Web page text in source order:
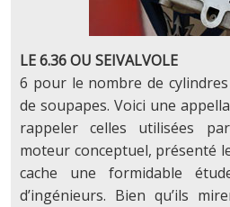
LE 6.36 OU SEIVALVOLE
6 pour le nombre de
de soupapes. Voici une
rappeler celles utilisées
moteur conceptuel, présenté
cache une formidable
d’ingénieurs. Bien qu’ils